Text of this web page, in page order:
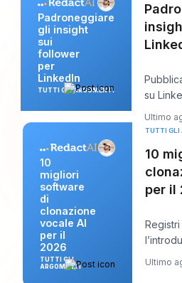
Padroneggiare
gli insight
sui
follower
per
LinkedIn
TUTTI GLI ARGOMENTI
su
magari
collega
Ultimo
10
migliori
software
di
clonazione
vocale AI
per il
2026
TUTTI GLI
ARGOMENTI
TUTTI GLI
10
per il
poi
Ultimo